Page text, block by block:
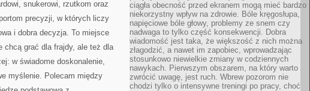
snukerowi, rzutkom oraz
precyzji, w których liczy
i dobra decyzja. To miejsce
chcą grać dla frajdy, ale też dla
w świadome doskonalenie,
myślenie. Polecam między
ciągła obecność przed ekranem mogą mieć bardzo
niekorzystny wpływ na zdrowie. Bóle kręgosłupa,
napięciowe bóle głowy, problemy ze snem czy
nadwaga to tylko część konsekwencji. Dobra
wiadomość jest taka, że większość z nich można
złagodzić, a nawet im zapobiec, wprowadzając
stosunkowo niewielkie zmiany w codziennych
nawykach. Pierwszym obszarem, na który warto
zwrócić uwagę, jest ruch. Wbrew pozorom nie
chodzi tylko o intensywne treningi po pracy, choć